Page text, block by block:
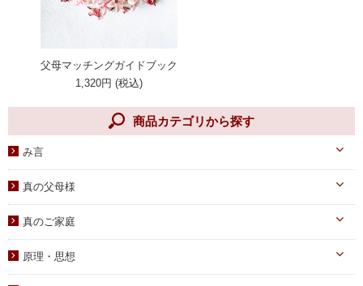
父母マッチングガイドブック
1,320円 (税込)
商品カテゴリから探す
み言
摂理のみ言
信仰のみ言
真の父母様
生涯路程
真のご家庭
原理・思想